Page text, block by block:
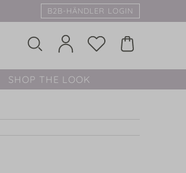
B2B-HÄNDLER LOGIN
SHOP THE LOOK